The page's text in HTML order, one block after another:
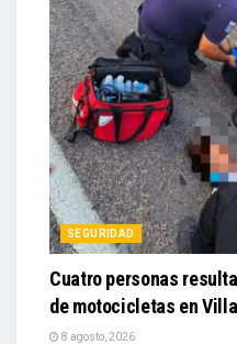
SEGURIDAD
Cuatro personas
de motocicletas en
8 agosto, 2026